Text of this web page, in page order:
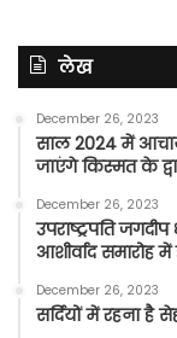
लेख
December 26, 2023
साल 2024 में
जाएंगे किस्मत के
December 26, 2023
उपराष्ट्रपति
आशीर्वाद समारोह
December 26, 2023
सर्दियों में रहना है